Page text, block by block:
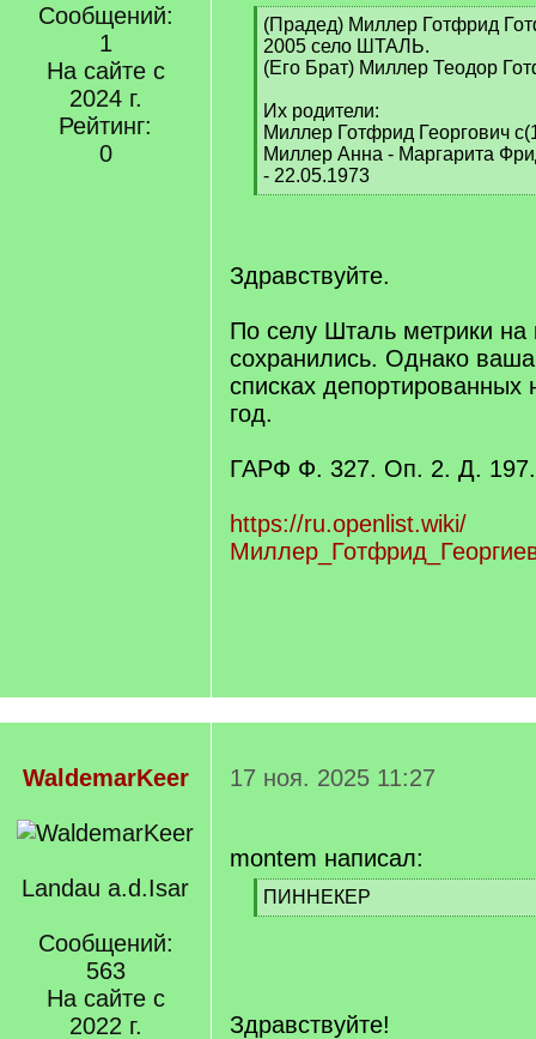
Сообщений:
1
На сайте с
2024 г.
Рейтинг:
0
[
q
]
(Прадед) Миллер Готфрид
2005 село ШТАЛЬ.
(Его Брат) Миллер Теодор
Их родители:
Миллер Готфрид Георгович
Миллер Анна - Маргарита
- 22.05.1973
[
Здравствуйте.
По селу Шталь метрики на
сохранились. Однако
списках депортированных
год.
ГАРФ Ф. 327. Оп. 2. Д.
https://ru.openlist.wiki/
WaldemarKeer
Landau a.d.Isar
Сообщений:
563
На сайте с
2022 г.
17 ноя. 2025 11:27
montem написал:
[
q
ПИННЕКЕР
[
Здравствуйте!